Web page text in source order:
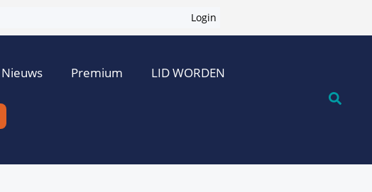
Login
Nieuws Premium LID WORDEN